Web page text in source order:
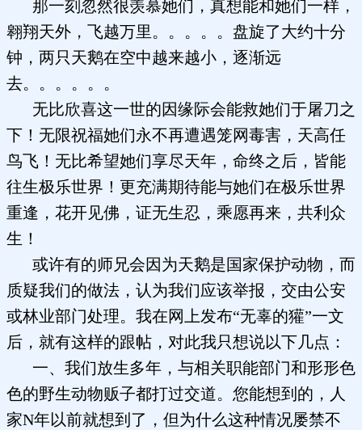
那一刻忽然很羡慕她们，真想能和她们一样，
翱翔天外，飞越万里。。。。。盘旋了大约十分
钟，两只天鹅在空中越来越小，逐渐远
去。。。。。。
无比欣喜这一世的因缘际会能救她们于屠刀之
下！无限祝福她们永不再遭遇笼网毒害，天高任
鸟飞！无比希望她们享尽天年，命终之后，皆能
往生极乐世界！更充满期待能与她们在极乐世界
重逢，花开见佛，证无生忍，乘愿再来，共利众
生！
或许有的师兄会因为天鹅是国家保护动物，而
质疑我们的做法，认为我们应该举报，交由公安
或林业部门处理。我在网上发布“无辜的獾”一文
后，就有这样的跟帖，对此我只想说以下几点：
一、我们放生多年，与相关职能部门和形形色
色的野生动物贩子都打过交道。您能想到的，人
家N年以前就想到了，但为什么这种情况屡禁不